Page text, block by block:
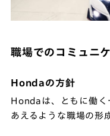
職場でのコミュニ
Hondaの方針
Hondaは、ともに働く
あえるような職場の形